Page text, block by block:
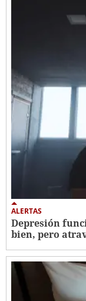
ALERTAS
Depresión
bien, pero